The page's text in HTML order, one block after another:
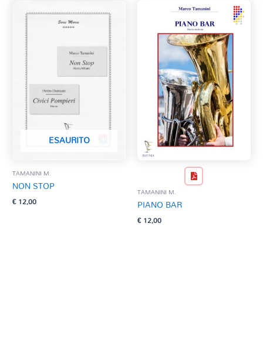
ESAURITO
TAMANINI M.
NON STOP
€12,00
TAMANINI M.
PIANO BAR
€12,00